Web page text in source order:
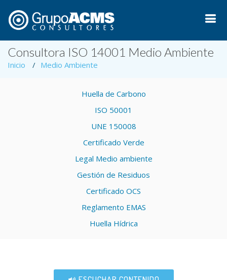
Consultora ISO 14001 Medio Ambiente
Inicio Medio Ambiente
Huella de Carbono
ISO 50001
UNE 150008
Certificado Verde
Legal Medio ambiente
Gestión de Residuos
Certificado OCS
Reglamento EMAS
Huella Hídrica